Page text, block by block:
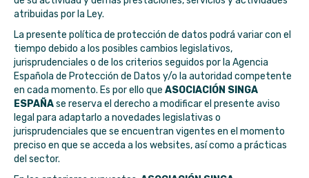
atribuidas por la Ley.
La presente política de protección de datos podrá variar con el
tiempo debido a los posibles cambios legislativos,
jurisprudenciales o de los criterios seguidos por la Agencia
Española de Protección de Datos y/o la autoridad competente
en cada momento. Es por ello que ASOCIACIÓN SINGA
ESPAÑAse reserva el derecho a modificar el presente aviso
legal para adaptarlo a novedades legislativas o
jurisprudenciales que se encuentran vigentes en el momento
preciso en que se acceda a los websites, así como a prácticas
del sector.